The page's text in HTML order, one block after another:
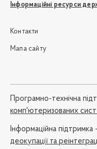
Інформаційні ресурси
Контакти
Мапа сайту
Програмно-технічна
комп'ютеризованих
Iнформаційна підтримка
деокупації та